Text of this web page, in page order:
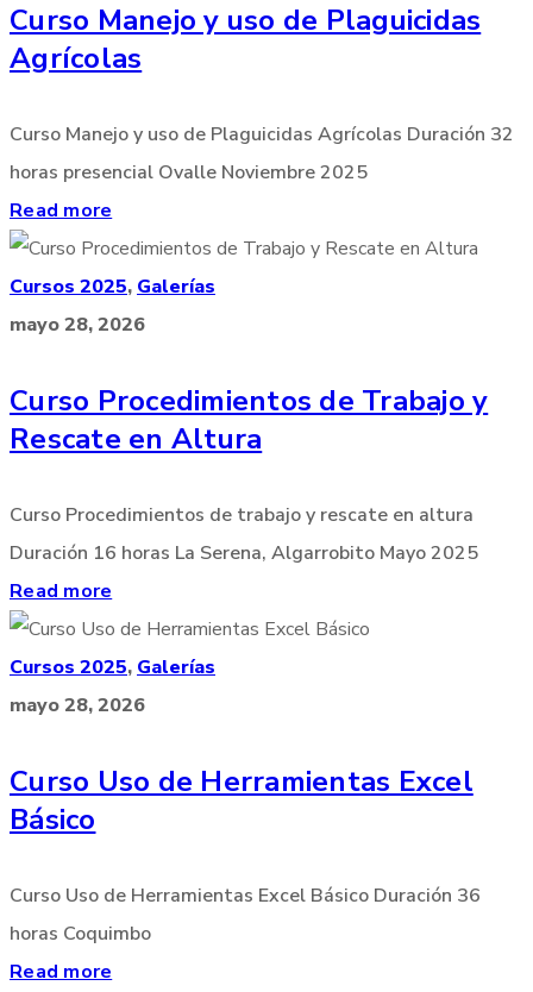
Curso Manejo y uso de Plaguicidas
Agrícolas
Curso Manejo y uso de Plaguicidas Agrícolas Duración 32
horas presencial Ovalle Noviembre 2025
Read more
Cursos 2025, Galerías
mayo 28, 2026
Curso Procedimientos de Trabajo y
Rescate en Altura
Curso Procedimientos de trabajo y rescate en altura
Duración 16 horas La Serena, Algarrobito Mayo 2025
Read more
Cursos 2025, Galerías
mayo 28, 2026
Curso Uso de Herramientas Excel
Básico
Curso Uso de Herramientas Excel Básico Duración 36
horas Coquimbo
Read more